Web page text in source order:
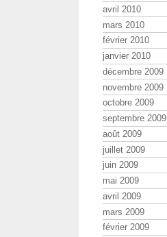
avril 2010
mars 2010
février 2010
janvier 2010
décembre 2009
novembre 2009
octobre 2009
septembre 2009
août 2009
juillet 2009
juin 2009
mai 2009
avril 2009
mars 2009
février 2009